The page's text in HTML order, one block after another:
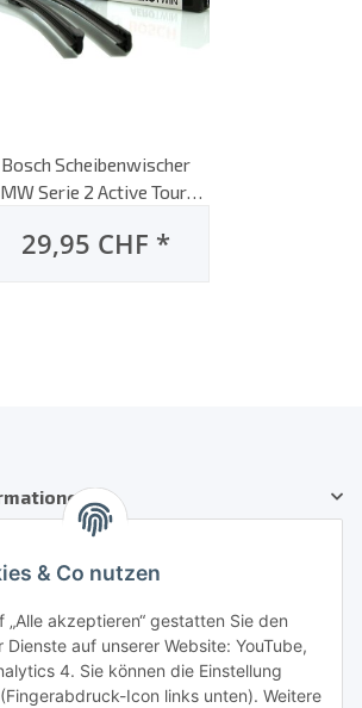
Bosch Scheibenwischer
Serie 2 Active Tourer
heute, AeroTwin
29,95 CHF *
& Co nutzen
„Alle akzeptieren“ gestatten Sie den
auf unserer Website: YouTube,
4. Sie können die Einstellung
Icon links unten). Weitere